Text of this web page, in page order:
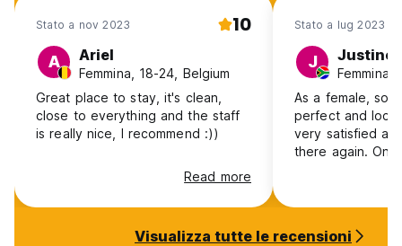
Stato a nov 2023 10
A Ariel
Femmina, 18-24, Belgium
Great place to stay, it's clean,
close to everything and the staff
is really nice, I recommend :))
Read more
Stato a lug 2023
J Justine
As a female,
perfect and
very satisfied
there again.
Visualizza tutte le recensioni